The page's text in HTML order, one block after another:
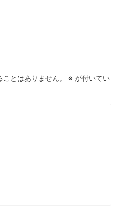
とはありません。 ※ が付いてい